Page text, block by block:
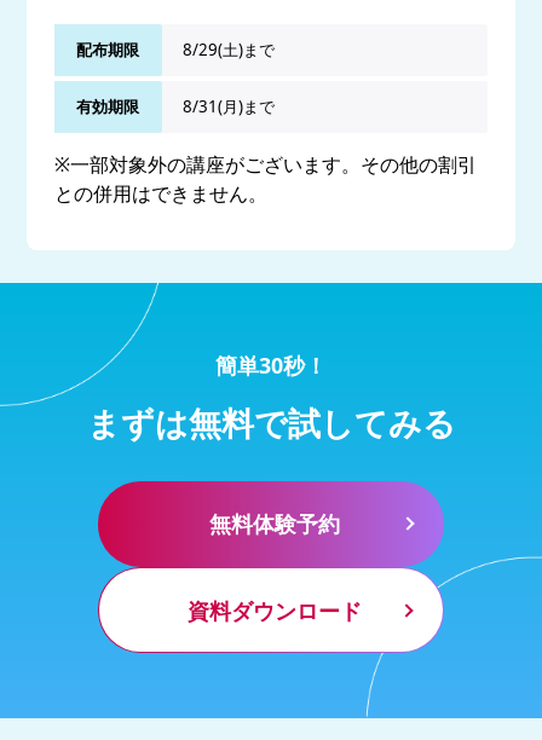
配布期限 8/29(土)まで
有効期限 8/31(月)まで
※一部対象外の講座がございます。その他の割引
との併用はできません。
簡単30秒！
まずは無料で試してみる
無料体験予約
資料ダウンロード